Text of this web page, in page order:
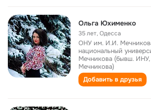
Ольга Юхименко
35 лет,Одесса
ОНУ им. И.И.
национальный
Мечникова (бывш.
Мечникова)
Добавить в друзья